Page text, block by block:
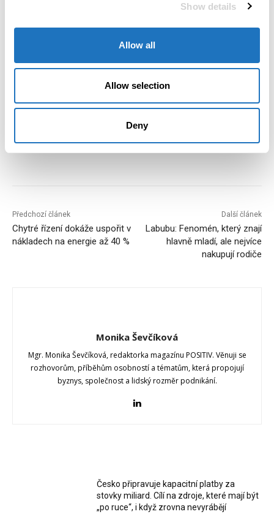
Show details
Allow all
Allow selection
Deny
Ilustrační obrázek vytvořila umělá inteligence
fajnova
Investice
Lucie Baránková Vilamová
Městská energetická agentura Ostrava
Moravskoslezský kraj
obnovitelné zdroje
obnovitelné zdroje energie
Ostrava
Předchozí článek
Chytré řízení dokáže uspořit v
nákladech na energie až 40 %
Další článek
Labubu: Fenomén, který znají
hlavně mladí, ale nejvíce
nakupují rodiče
Monika Ševčíková
Mgr. Monika Ševčíková, redaktorka magazínu POSITIV. Věnuji se
rozhovorům, příběhům osobností a tématům, která propojují
byznys, společnost a lidský rozměr podnikání.
Česko připravuje kapacitní platby za
stovky miliard. Cílí na zdroje, které mají být
„po ruce“, i když zrovna nevyrábějí